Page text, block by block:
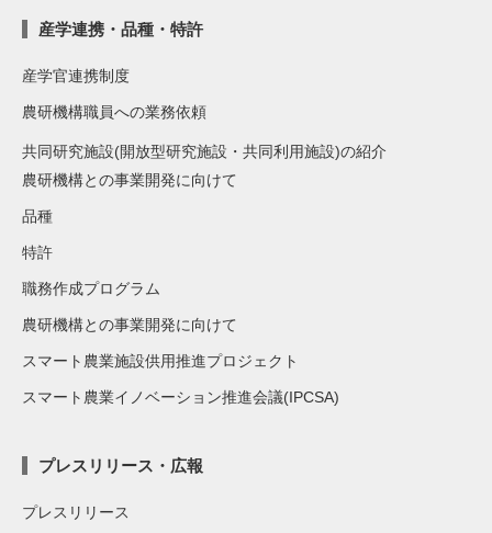
産学連携・品種・特許
産学官連携制度
農研機構職員への業務依頼
共同研究施設(開放型研究施設・共同利用施設)の紹介
農研機構との事業開発に向けて
品種
特許
職務作成プログラム
農研機構との事業開発に向けて
スマート農業施設供用推進プロジェクト
スマート農業イノベーション推進会議(IPCSA)
プレスリリース・広報
プレスリリース